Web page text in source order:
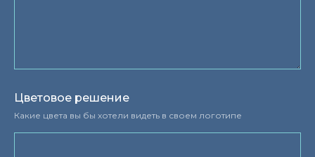
Цветовое решение
Какие цвета вы бы хотели видеть в своем логотипе